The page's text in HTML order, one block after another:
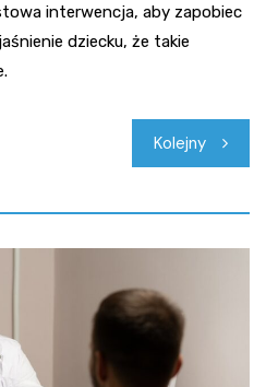
interwencja, aby zapobiec
dziecku, że takie
Kolejny